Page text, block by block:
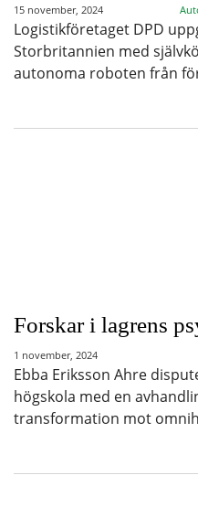
15 november, 2024
Logistikföretaget DPD
Storbritannien med
autonoma roboten från
Forskar i lagrens
1 november, 2024
Ebba Eriksson Ahre
högskola med en
transformation mot